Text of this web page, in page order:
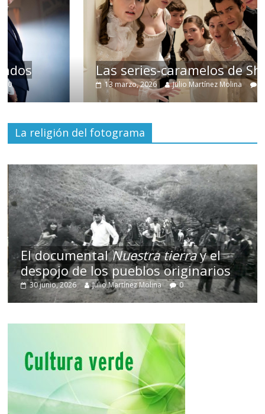
Las series-caramelos de Shondaland
Julio Martínez Molina 0
La religión del fotograma
El documentalNuestra tierray el
despojo de los pueblos originarios
30 junio, 2026 Julio Martínez Molina 0